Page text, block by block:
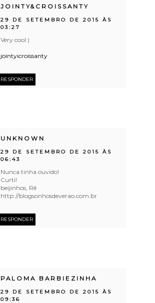
JOINTY&CROISSANTY
29 DE SETEMBRO DE 2015 ÀS
03:27
Very cool:)
jointyicroissanty
RESPONDER
UNKNOWN
29 DE SETEMBRO DE 2015 ÀS
06:43
Nunca tinha ouvido!
Curti!
beijinhos, Rê
http://blogsonhosdeverao.com.br
RESPONDER
PALOMA BARBIEZINHA
29 DE SETEMBRO DE 2015 ÀS
09:36